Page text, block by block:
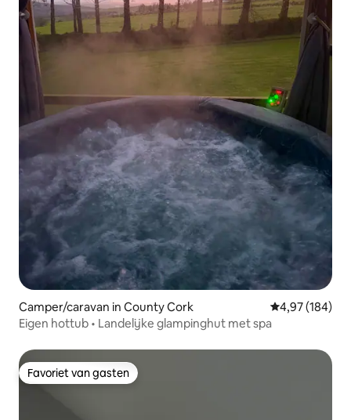
Camper/caravan in County Cork Gemiddelde
4,97 (184)
Eigen hottub • Landelijke glampinghut met spa
Favoriet van gasten
Favoriet van gasten